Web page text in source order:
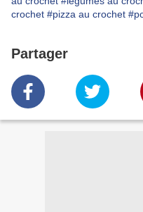
crochet #pizza au crochet
Partager